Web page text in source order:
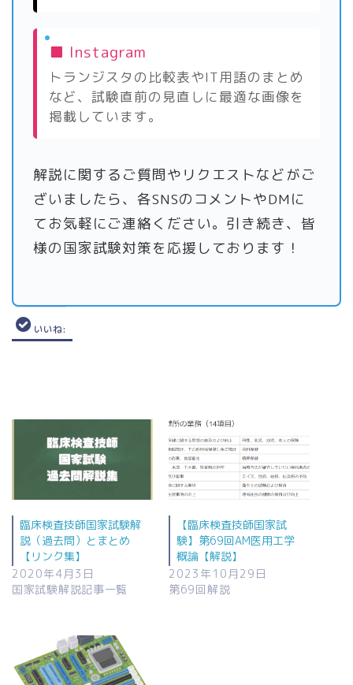
■ Instagram
トランジスタの比較表やIT用語のまとめ
など、試験直前の見直しに最適な画像を
掲載しています。
解説に関するご質問やリクエストなどがご
ざいましたら、各SNSのコメントやDMに
てお気軽にご連絡ください。引き続き、皆
様の国家試験対策を応援しております！
いいね:
臨床検査技師国家試験解
説（過去問）とまとめ
【リンク集】
2020年4月3日
国家試験解説記事一覧
【臨床検査技師国家試
験】第69回AM医用工学
概論【解説】
2023年10月29日
第69回解説